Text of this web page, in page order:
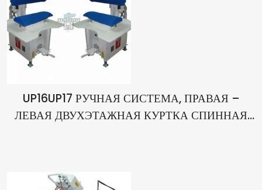
UP16UP17 РУЧНАЯ СИСТЕМА, ПРАВАЯ –
ЛЕВАЯ ДВУХЭТАЖНАЯ КУРТКА СПИННАЯ